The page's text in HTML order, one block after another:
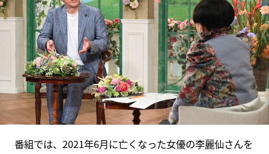
番組では、2021年6月に亡くなった女優の李麗仙さんを